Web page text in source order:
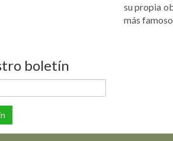
boletín
su propia
más